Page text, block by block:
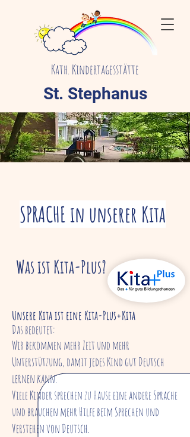
Kath. Kindertagesstätte
St. Stephanus
SPRACHE in unserer Kita
Unsere Kita ist eine Kita-Plus+Kita
Das bedeutet:
Wir bekommen mehr Zeit und mehr
Unterstützung, damit jedes Kind gut Deutsch
lernen kann.
Viele Kinder sprechen zu Hause eine andere Sprache
und brauchen mehr Hilfe beim Sprechen und
Verstehen von Deutsch.
Was ist Kita-Plus?